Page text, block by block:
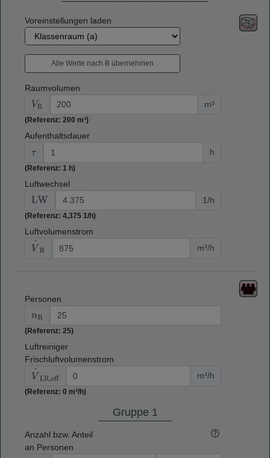
Voreinstellungen laden
Raumvolumen
VR m³
(Referenz: 200 m³)
Aufenthaltsdauer
τ
h
(Referenz: 1 h)
Luftwechsel
LW
1/h
(Referenz: 4,375 1/h)
Luftvolumenstrom
V⋅R m³/h
Personen
nR
(Referenz: 25)
Luftreiniger
Frischluftvolumenstrom
V⋅LR,eff m³/h
(Referenz: 0 m³/h)
Gruppe 1
Anzahl bzw. Anteil
an Personen